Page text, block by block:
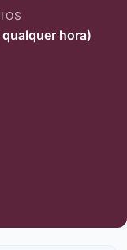
qualquer hora)